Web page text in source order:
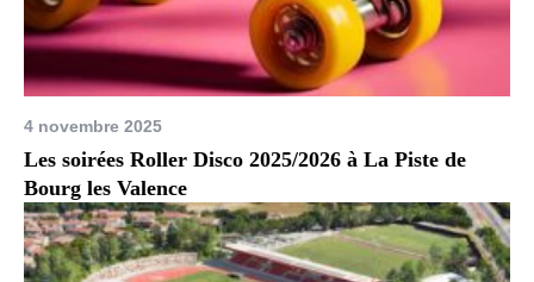
4 novembre 2025
Les soirées Roller Disco 2025/2026 à La Piste de
Bourg les Valence